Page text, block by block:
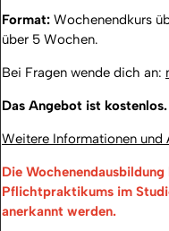
Format: Wochenendkurs
über 5 Wochen.
Bei Fragen wende dich an:
Das Angebot ist kostenlos.
Weitere Informationen und
Die Wochenendausbildung
Pflichtpraktikums im
anerkannt werden.